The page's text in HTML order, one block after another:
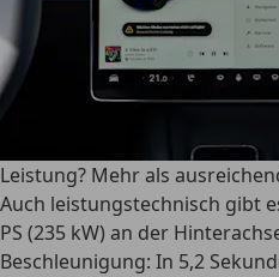
Leistung? Mehr als
Auch leistungstechnisch gibt
PS (235 kW) an der
Beschleunigung: In 5,2